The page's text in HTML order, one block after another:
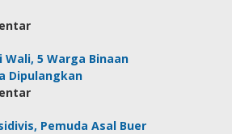
5 Warga Binaan
Dipulangkan
Pemuda Asal Buer